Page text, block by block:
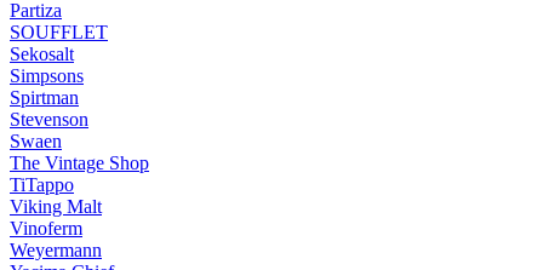
Partiza
SOUFFLET
Sekosalt
Simpsons
Spirtman
Stevenson
Swaen
The Vintage Shop
TiTappo
Viking Malt
Vinoferm
Weyermann